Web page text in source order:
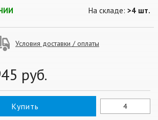
На складе: >4 шт.
Условия доставки / оплаты
руб.
Купить